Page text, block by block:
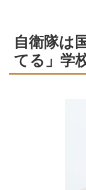
自衛隊は
てる」学